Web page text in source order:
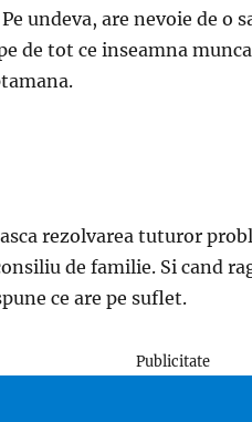
undeva, are nevoie de o
de tot ce inseamna
rezolvarea tuturor
de familie. Si cand
ce are pe suflet.
Publicitate